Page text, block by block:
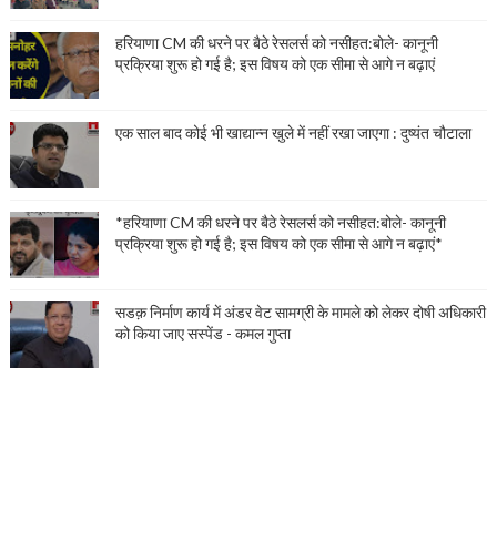
हरियाणा CM की धरने पर बैठे रेसलर्स को नसीहत:बोले- कानूनी
प्रक्रिया शुरू हो गई है; इस विषय को एक सीमा से आगे न बढ़ाएं
एक साल बाद कोई भी खाद्यान्न खुले में नहीं रखा जाएगा : दुष्यंत चौटाला
*हरियाणा CM की धरने पर बैठे रेसलर्स को नसीहत:बोले- कानूनी
प्रक्रिया शुरू हो गई है; इस विषय को एक सीमा से आगे न बढ़ाएं*
सडक़ निर्माण कार्य में अंडर वेट सामग्री के मामले को लेकर दोषी अधिकारी
को किया जाए सस्पेंड - कमल गुप्ता